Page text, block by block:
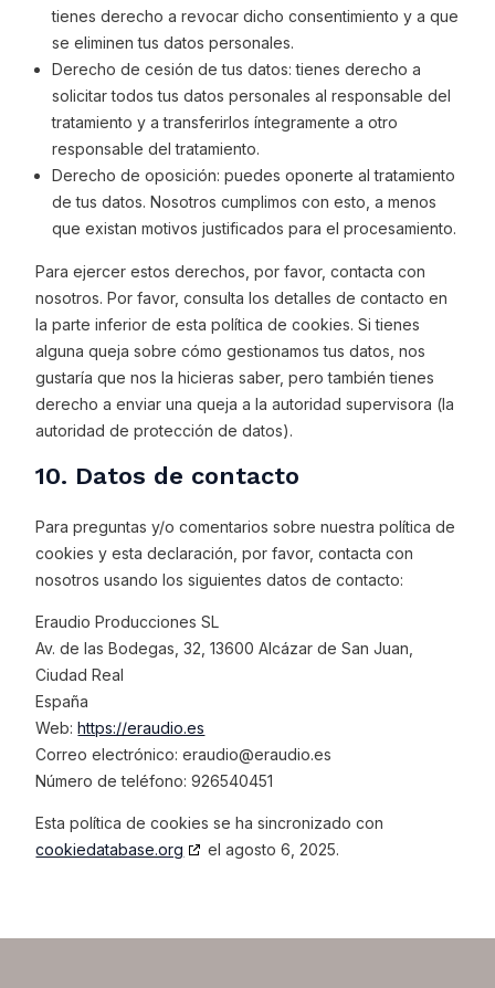
tienes derecho a revocar dicho consentimiento y a que
se eliminen tus datos personales.
Derecho de cesión de tus datos: tienes derecho a
solicitar todos tus datos personales al responsable del
tratamiento y a transferirlos íntegramente a otro
responsable del tratamiento.
Derecho de oposición: puedes oponerte al tratamiento
de tus datos. Nosotros cumplimos con esto, a menos
que existan motivos justificados para el procesamiento.
Para ejercer estos derechos, por favor, contacta con
nosotros. Por favor, consulta los detalles de contacto en
la parte inferior de esta política de cookies. Si tienes
alguna queja sobre cómo gestionamos tus datos, nos
gustaría que nos la hicieras saber, pero también tienes
derecho a enviar una queja a la autoridad supervisora (la
autoridad de protección de datos).
10. Datos de contacto
Para preguntas y/o comentarios sobre nuestra política de
cookies y esta declaración, por favor, contacta con
nosotros usando los siguientes datos de contacto:
Eraudio Producciones SL
Av. de las Bodegas, 32, 13600 Alcázar de San Juan,
Ciudad Real
España
Web:https://eraudio.es
Correo electrónico:eraudio@eraudio.es
Número de teléfono: 926540451
Esta política de cookies se ha sincronizado con
cookiedatabase.org
el agosto 6, 2025.